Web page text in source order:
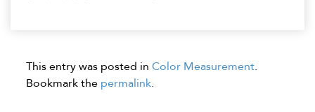
This entry was posted in Color Measurement.
Bookmark the permalink.